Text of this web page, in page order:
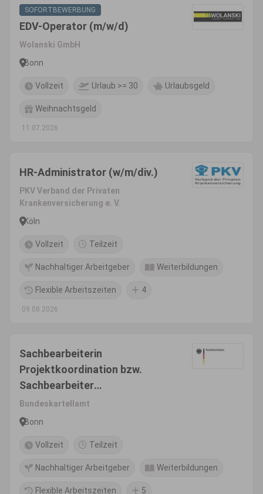
SOFORTBEWERBUNG
EDV-Operator (m/w/d)
Wolanski GmbH
Bonn
Vollzeit Urlaub >= 30 Urlaubsgeld
Weihnachtsgeld
11.07.2026
HR-Administrator (w/m/div.)
PKV Verband der Privaten
Krankenversicherung e. V.
Köln
Vollzeit Teilzeit
Nachhaltiger Arbeitgeber Weiterbildungen
Flexible Arbeitszeiten 4
09.08.2026
Sachbearbeiterin
Projektkoordination bzw.
Sachbearbeiter
Projektkoordination (w/m/d)
Bundeskartellamt
Bonn
Vollzeit Teilzeit
Nachhaltiger Arbeitgeber Weiterbildungen
Flexible Arbeitszeiten 5